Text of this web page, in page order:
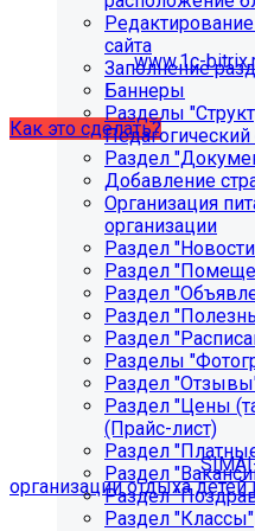
некорректно
Убедитесь, что в
указан адрес:www.1c-
Затем запустите
обновлений».
Как это сделать?
Как добавить
организации
оздоровления"?
Приобретите модуль
организации отдыха
сайта
Заполнение
Баннеры
Разделы
Педагогический
Раздел
Добавление
Организация
организации
Раздел
Раздел
Раздел
Раздел
Раздел
Разделы
Раздел
Раздел "Цены
(Прайс-лист)
Раздел
Раздел
Раздел
Раздел "Классы"